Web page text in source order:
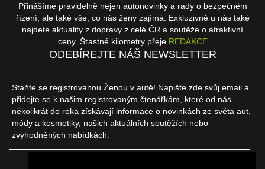
Přinášíme pravidelně nejen autonovinky a rady o bezpečném
řízení, ale také vše, co nás ženy zajímá. Exkluzivně u nás také
najdete aktuality z dopravy z celé ČR a soutěže o atraktivní
ceny. Šťastné kilometry přeje REDAKCE
ODEBÍREJTE NÁŠ NEWSLETTER
Staňte se registrovanou Ženou v autě! Napište zde svůj email a
přidejte se k našim registrovaným čtenářkám, které od nás
několikrát do roka získávají informace o novinkách ze světa aut,
módy a kosmetiky, našich aktuálních soutěžích nebo
zvýhodněných nabídkách.